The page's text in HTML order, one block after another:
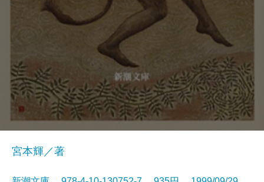
宮本輝／著